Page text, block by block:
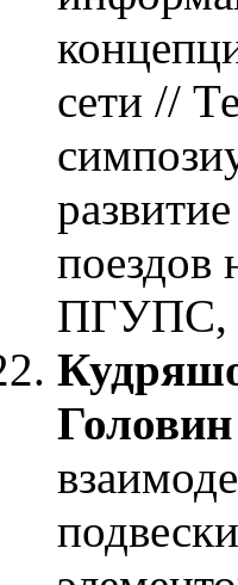
сети //
поездов
ПГУПС,